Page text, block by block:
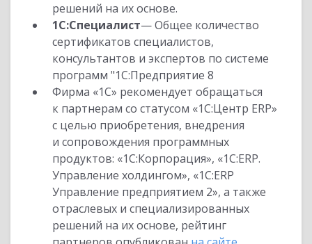
решений на их основе.
1С:Специалист— Общее количество
сертификатов специалистов,
консультантов и экспертов по системе
программ "1С:Предприятие 8
Фирма «1С» рекомендует обращаться
к партнерам со статусом «1С:Центр ERP»
с целью приобретения, внедрения
и сопровождения программных
продуктов: «1С:Корпорация», «1С:ERP.
Управление холдингом», «1С:ERP
Управление предприятием 2», а также
отраслевых и специализированных
решений на их основе, рейтинг